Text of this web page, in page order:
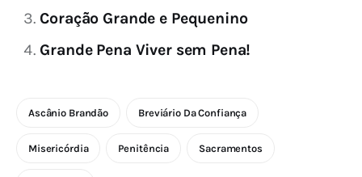
Coração Grande e Pequenino
Grande Pena Viver sem Pena!
Ascânio Brandão Breviário Da Confiança
Misericórdia Penitência Sacramentos